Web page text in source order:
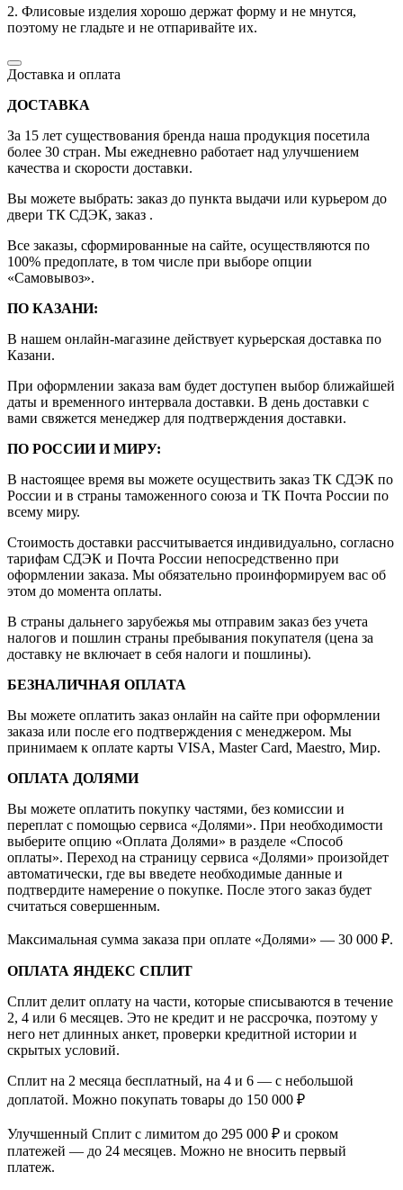
2. Флисовые изделия хорошо держат форму и не мнутся,
поэтому не гладьте и не отпаривайте их.
Доставка и оплата
ДОСТАВКА
За 15 лет существования бренда наша продукция посетила
более 30 стран. Мы ежедневно работает над улучшением
качества и скорости доставки.
Вы можете выбрать: заказ до пункта выдачи или курьером до
двери ТК СДЭК, заказ .
Все заказы, сформированные на сайте, осуществляются по
100% предоплате, в том числе при выборе опции
«Самовывоз».
ПО КАЗАНИ:
В нашем онлайн-магазине действует курьерская доставка по
Казани.
При оформлении заказа вам будет доступен выбор ближайшей
даты и временного интервала доставки. В день доставки с
вами свяжется менеджер для подтверждения доставки.
ПО РОССИИ И МИРУ:
В настоящее время вы можете осуществить заказ ТК СДЭК по
России и в страны таможенного союза и ТК Почта России по
всему миру.
Стоимость доставки рассчитывается индивидуально, согласно
тарифам СДЭК и Почта России непосредственно при
оформлении заказа. Мы обязательно проинформируем вас об
этом до момента оплаты.
В страны дальнего зарубежья мы отправим заказ без учета
налогов и пошлин страны пребывания покупателя (цена за
доставку не включает в себя налоги и пошлины).
БЕЗНАЛИЧНАЯ ОПЛАТА
Вы можете оплатить заказ онлайн на сайте при оформлении
заказа или после его подтверждения с менеджером. Мы
принимаем к оплате карты VISA, Master Card, Maestro, Мир.
ОПЛАТА ДОЛЯМИ
Вы можете оплатить покупку частями, без комиссии и
переплат с помощью сервиса «Долями». При необходимости
выберите опцию «Оплата Долями» в разделе «Способ
оплаты». Переход на страницу сервиса «Долями» произойдет
автоматически, где вы введете необходимые данные и
подтвердите намерение о покупке. После этого заказ будет
считаться совершенным.
Максимальная сумма заказа при оплате «Долями» — 30 000 ₽.
ОПЛАТА ЯНДЕКС СПЛИТ
Сплит делит оплату на части, которые списываются в течение
2, 4 или 6 месяцев. Это не кредит и не рассрочка, поэтому у
него нет длинных анкет, проверки кредитной истории и
скрытых условий.
Сплит на 2 месяца бесплатный, на 4 и 6 — с небольшой
доплатой. Можно покупать товары до 150 000 ₽
Улучшенный Сплит с лимитом до 295 000 ₽ и сроком
платежей — до 24 месяцев. Можно не вносить первый
платеж.